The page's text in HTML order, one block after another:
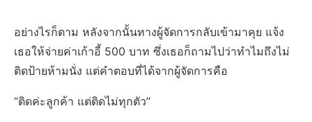
อย่างไรก็ตาม หลังจากนั้นทางผู้จัดการกลับเข้ามาคุย แจ้ง
เธอให้จ่ายค่าเก้าอี้ 500 บาท ซึ่งเธอก็ถามไปว่าทำไมถึงไม่
ติดป้ายห้ามนั่ง แต่คำตอบที่ได้จากผู้จัดการคือ
“ติดค่ะลูกค้า แต่ติดไม่ทุกตัว”